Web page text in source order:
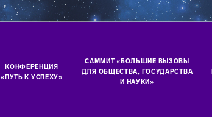
КОНФЕРЕНЦИЯ
«ПУТЬ К УСПЕХУ»
САММИТ «БОЛЬШИЕ ВЫЗОВЫ
ДЛЯ ОБЩЕСТВА, ГОСУДАРСТВА
И НАУКИ»